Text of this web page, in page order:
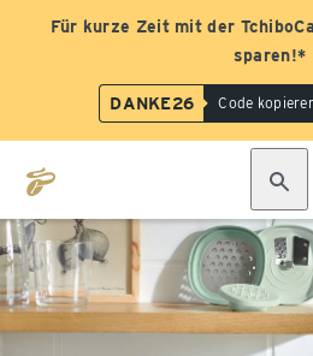
Für kurze Zeit mit der
sparen!*
DANKE26 Code